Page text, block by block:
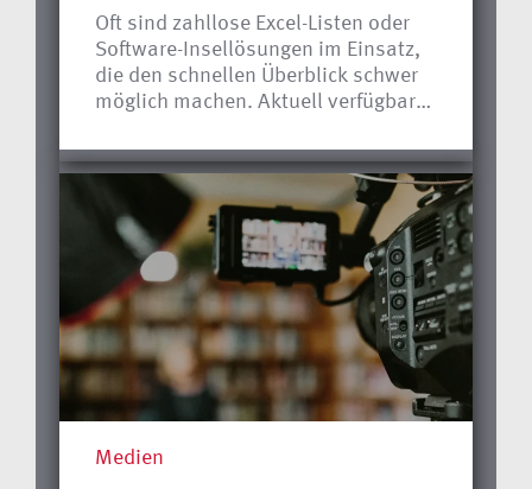
gegeben.
Oft sind zahllose Excel-Listen oder
Software-Insellösungen im Einsatz,
die den schnellen Überblick schwer
möglich machen. Aktuell verfügbare
Kundenstruktur, Zahlungsziele,
Warenbestände und Ähnliches sind
aber entscheidend für eine
erfolgreiche Unternehmensführung.
Medien